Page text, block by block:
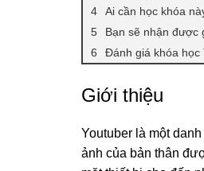
Ai cần học khóa
Bạn sẽ nhận được
Đánh giá khóa học
Giới thiệu
Youtuber là một
ảnh của bản thân